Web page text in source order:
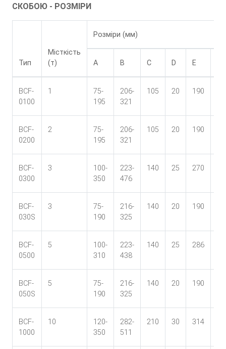
СКОБОЮ - РОЗМІРИ
Тип
Місткість
(т)
Розміри (мм)
A B C D E
BCF-
0100
1
75-
195
206-
321
105 20 190
BCF-
0200
2
75-
195
206-
321
105 20 190
BCF-
0300
3
100-
350
223-
476
140 25 270
BCF-
030S
3
75-
190
216-
325
140 20 190
BCF-
0500
5
100-
310
223-
438
140 25 286
BCF-
050S
5
75-
190
216-
325
140 20 190
BCF-
1000
10
120-
350
282-
511
210 30 314